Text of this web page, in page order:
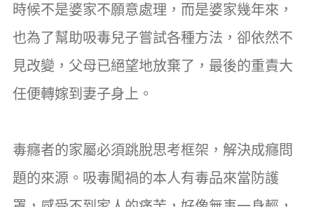
時候不是婆家不願意處理，而是婆家幾年來，
也為了幫助吸毒兒子嘗試各種方法，卻依然不
見改變，父母已絕望地放棄了，最後的重責大
任便轉嫁到妻子身上。
毒癮者的家屬必須跳脫思考框架，解決成癮問
題的來源。吸毒闖禍的本人有毒品來當防護